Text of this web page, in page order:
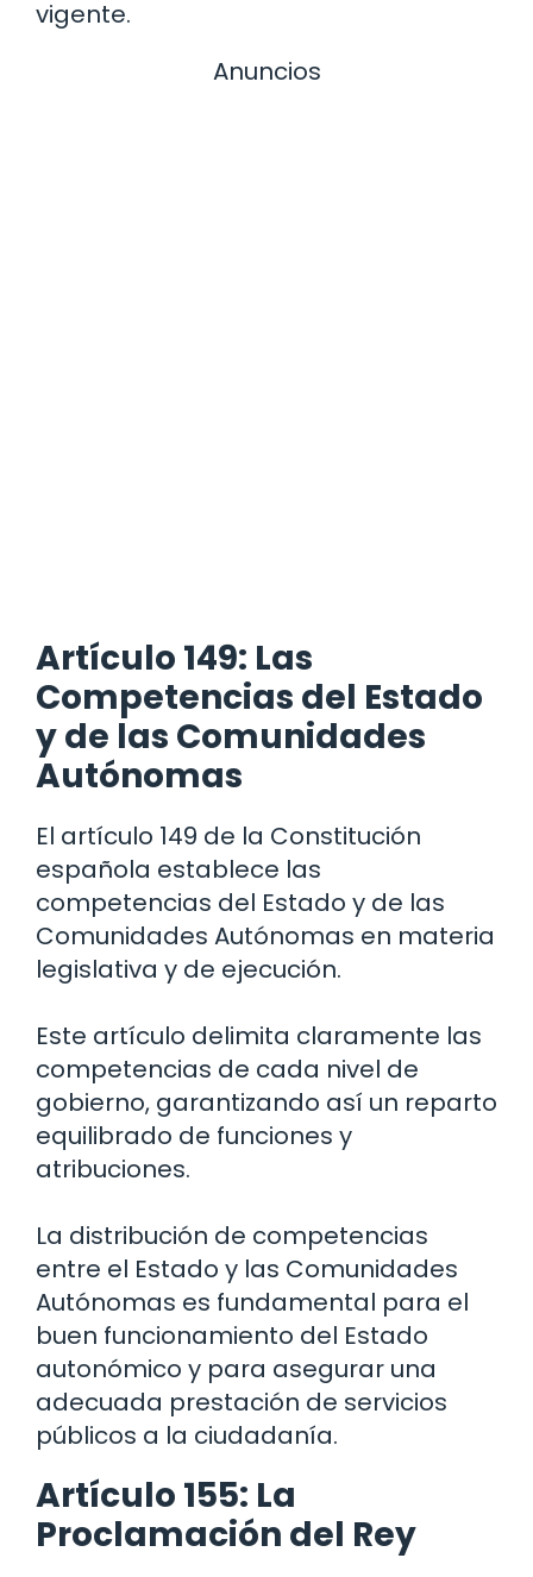
vigente.
Anuncios
Artículo 149: Las
Competencias del Estado
y de las Comunidades
Autónomas
El artículo 149 de la Constitución
española establece las
competencias del Estado y de las
Comunidades Autónomas en materia
legislativa y de ejecución.
Este artículo delimita claramente las
competencias de cada nivel de
gobierno, garantizando así un reparto
equilibrado de funciones y
atribuciones.
La distribución de competencias
entre el Estado y las Comunidades
Autónomas es fundamental para el
buen funcionamiento del Estado
autonómico y para asegurar una
adecuada prestación de servicios
públicos a la ciudadanía.
Artículo 155: La
Proclamación del Rey